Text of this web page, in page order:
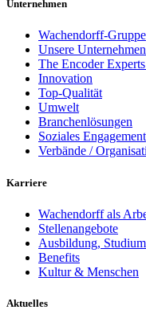
Unternehmen
Wachendorff-Gruppe
Unsere
The Encoder
Innovation
Top-Qualität
Umwelt
Branchenlösungen
Soziales Engagement
Verbände /
Karriere
Wachendorff als
Stellenangebote
Ausbildung,
Benefits
Kultur & Menschen
Aktuelles